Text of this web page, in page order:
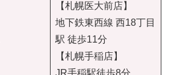
【札幌医大前店】
地下鉄東西線 西18丁目
駅 徒歩11分
【札幌手稲店】